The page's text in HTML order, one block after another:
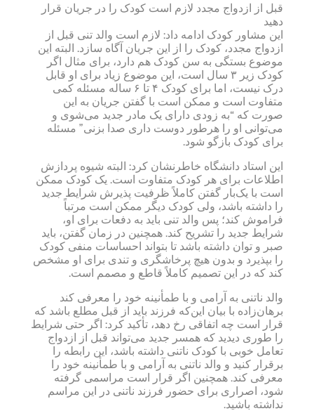
قبل از ازدواج مجدد لازم است کودک را در جریان قرار
دهید
این مشاور کودک ادامه داد: لازم است والد تنی قبل از
ازدواج مجدد، کودک را از این جریان آگاه سازد. البته این
موضوع بستگی به سن کودک هم دارد، برای مثال اگر
کودک زیر ۳ سال است، این موضوع زیاد برای او قابل
درک نیست، اما برای کودک ۴ تا ۶ ساله مسئله کمی
متفاوت است و ممکن است با گفتن جریان به این
صورت که “به زودی دارای یک مادر جدید می‌شوی و
می‌توانی او را هرطور دوست داری صدا بزنی” مسئله
برای کودک بازگو شود.
این استاد دانشگاه خاطرنشان کرد: البته شیوه‌ پردازش
اطلاعات برای هر کودک متفاوت است. یک کودک ممکن
است با یک‌بار گفتن کاملاً ظرفیت پذیرش شرایط جدید
را داشته باشد، ولی کودک دیگر ممکن است مرتباً
فراموش کند؛ پس والد تنی باید به دفعات برای او،
شرایط جدید را تشریح کند. همچنین در زمان گفتن، باید
صبر و توان داشته باشد تا بتواند احساسات منفی کودک
را بپذیرد و بدون هیچ پرخاشگری و تندی برای او مشخص
کند که در این تصمیم کاملاً قاطع و مصمم است.
والد ناتنی به آرامی و با طمأنینه خود را معرفی کند
برهان‌زاده با بیان این‌که فرزند باید از قبل مطلع باشد که
قرار است چه اتفاقی رخ دهد، تأکید کرد: اگر حتی شرایط
را طوری دیدید که همسر جدید می‌تواند قبل از ازدواج
تعامل خوبی با کودک ناتنی داشته باشد، این رابطه را
برقرار کنید و والد ناتنی به آرامی و با طمأنینه خود را
معرفی کند. همچنین اگر قرار است مراسمی گرفته
شود، اصراری برای حضور فرزند ناتنی در این مراسم
نداشته باشید.